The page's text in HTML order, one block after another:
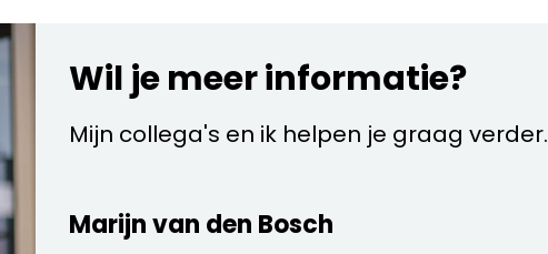
Wil je meer informatie?
Mijn collega's en ik helpen je graag verder.
Marijn van den Bosch